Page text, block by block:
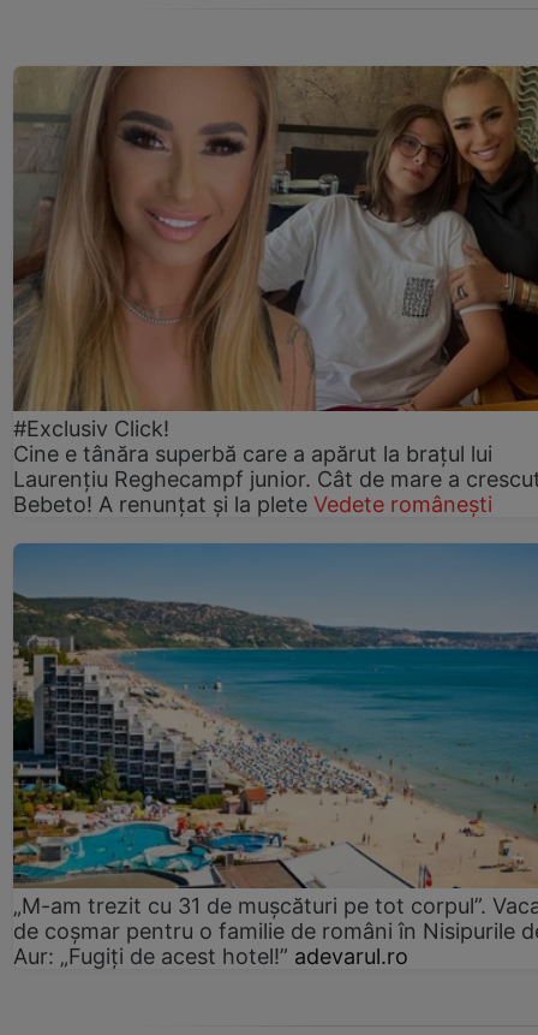
#Exclusiv Click!
Cine e tânăra superbă care a apărut la brațul lui
Laurențiu Reghecampf junior. Cât de mare a
Bebeto! A renunțat și la plete Vedete românești
„M-am trezit cu 31 de mușcături pe tot corpul”.
de coșmar pentru o familie de români în Nisipurile
Aur: „Fugiți de acest hotel!” adevarul.ro